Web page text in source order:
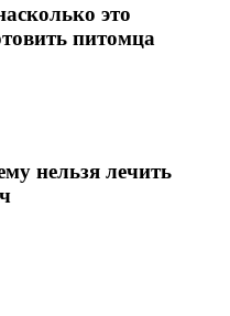
это
питомца
нельзя лечить